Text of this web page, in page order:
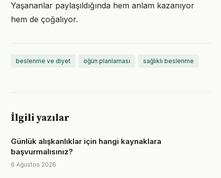
Yaşananlar paylaşıldığında hem anlam kazanıyor
hem de çoğalıyor.
beslenme ve diyet öğün planlaması sağlıklı beslenme
İlgili yazılar
Günlük alışkanlıklar için hangi kaynaklara
başvurmalısınız?
6 Ağustos 2026